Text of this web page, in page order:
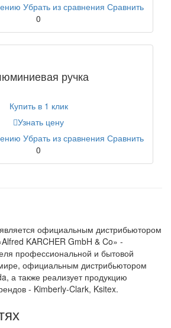
Убрать из сравнения Сравнить
0
ручка
Купить в 1 клик
Узнать цену
Убрать из сравнения Сравнить
0
официальным дистрибьютором
KARCHER GmbH & Co» -
профессиональной и бытовой
официальным дистрибьютором
а также реализует продукцию
- Kimberly-Clark, Ksitex.